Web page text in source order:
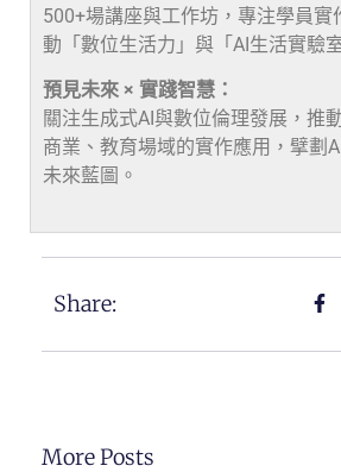
500+場講座與工作坊，專注學員實
動「數位生活力」與「AI生活實驗
預見未來 × 實踐智慧：
關注生成式AI與數位倫理發展，推
商業、教育場域的實作應用，擘劃
未來藍圖。
Share:
More Posts